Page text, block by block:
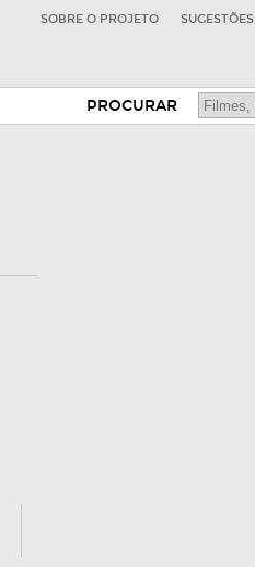
SOBRE O PROJETO SUGESTÕES
PROCURAR